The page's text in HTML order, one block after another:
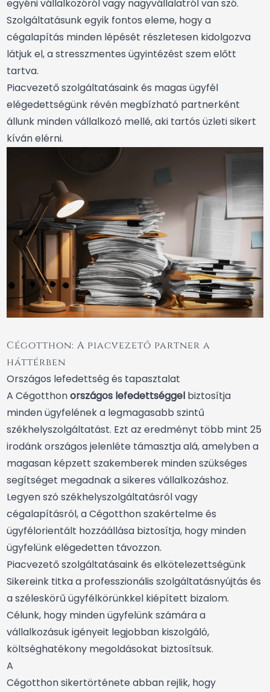
egyéni vállalkozóról vagy nagyvállalatról van szó.
Szolgáltatásunk egyik fontos eleme, hogy a
cégalapítás minden lépését részletesen kidolgozva
látjuk el, a stresszmentes ügyintézést szem előtt
tartva.
Piacvezető szolgáltatásaink és magas ügyfél
elégedettségünk révén megbízható partnerként
állunk minden vállalkozó mellé, aki tartós üzleti sikert
kíván elérni.
Cégotthon: A piacvezető partner a
háttérben
Országos lefedettség és tapasztalat
A Cégotthonországos lefedettséggel biztosítja
minden ügyfelének a legmagasabb szintű
székhelyszolgáltatást. Ezt az eredményt több mint 25
irodánk országos jelenléte támasztja alá, amelyben a
magasan képzett szakemberek minden szükséges
segítséget megadnak a sikeres vállalkozáshoz.
Legyen szó székhelyszolgáltatásról vagy
cégalapításról, a Cégotthon szakértelme és
ügyfélorientált hozzáállása biztosítja, hogy minden
ügyfelünk elégedetten távozzon.
Piacvezető szolgáltatásaink és elkötelezettségünk
Sikereink titka a professzionális szolgáltatásnyújtás és
a széleskörű ügyfélkörünkkel kiépített bizalom.
Célunk, hogy minden ügyfelünk számára a
vállalkozásuk igényeit legjobban kiszolgáló,
költséghatékony megoldásokat biztosítsuk.
A
Cégotthon sikertörténete abban rejlik, hogy